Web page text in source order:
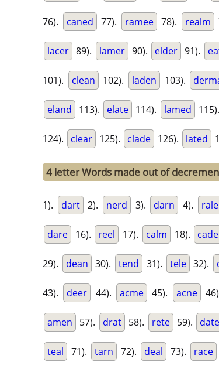
76). caned 77). ramee 78). realm
lacer 89). lamer 90). elder 91).
101). clean 102). laden 103).
eland 113). elate 114). lamed 115).
124). clear 125). clade 126). lated
4 letter Words made out of
1). dart 2). nerd 3). darn 4). rale
dare 16). reel 17). calm 18). cade
29). dean 30). tend 31). tele 32).
43). deer 44). acme 45). acne
amen 57). drat 58). rete 59). date
teal 71). tarn 72). deal 73). race